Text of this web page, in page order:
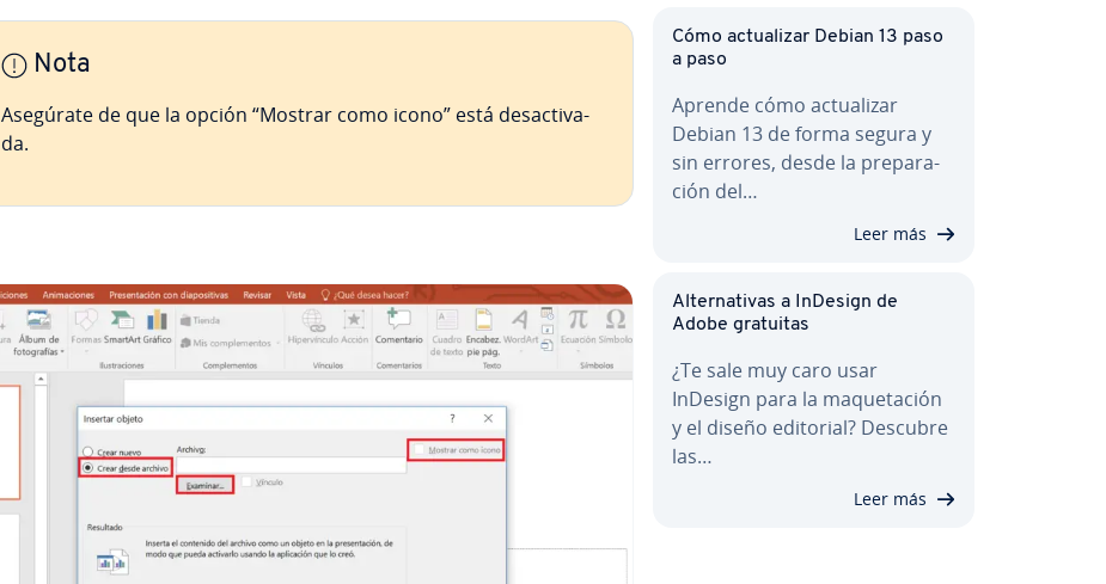
Nota
Asegúrate de que la opción “Mostrar como icono” está des­ac­ti­va­
da.
Cómo ac­tua­li­zar Debian 13 paso
a paso
Aprende cómo ac­tua­li­zar
Debian 13 de forma segura y
sin errores, desde la pre­pa­ra­
ción del…
Leer más
Al­te­r­na­ti­vas a InDesign de
Adobe gratuitas
¿Te sale muy caro usar
InDesign para la ma­que­ta­ción
y el diseño editorial? Descubre
las…
Leer más